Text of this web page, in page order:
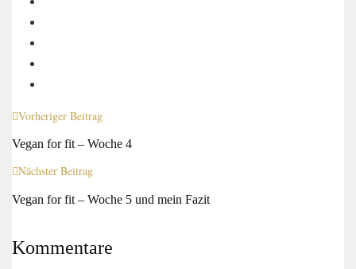
Vorheriger Beitrag
Vegan for fit – Woche 4
Nächster Beitrag
Vegan for fit – Woche 5 und mein Fazit
Kommentare